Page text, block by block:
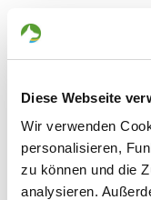
Diese Webseite
Wir verwenden
personalisieren,
zu können und die
analysieren.
OG -
Auf dem
06632 Freyburg